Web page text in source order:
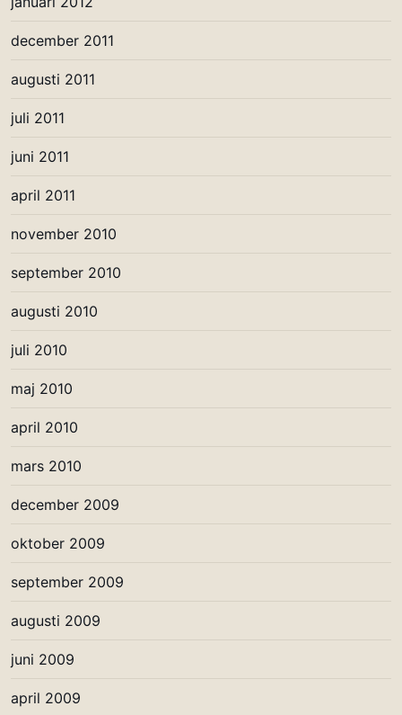
december 2011
augusti 2011
juli 2011
juni 2011
april 2011
november 2010
september 2010
augusti 2010
juli 2010
maj 2010
april 2010
mars 2010
december 2009
oktober 2009
september 2009
augusti 2009
juni 2009
april 2009